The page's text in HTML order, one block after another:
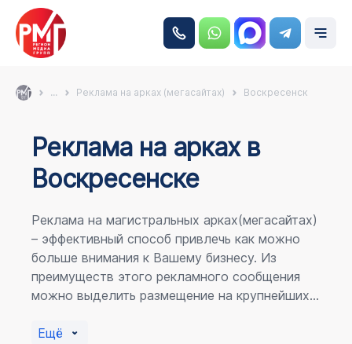
... Реклама на арках (мегасайтах) Воскресенск
Реклама на аркаx в
Воскресенске
Реклама на магистральных арках(мегасайтах)
– эффективный способ привлечь как можно
больше внимания к Вашему бизнесу. Из
преимуществ этого рекламного сообщения
можно выделить размещение на крупнейших
пешеходному потоку расположение в прямой
Ещё